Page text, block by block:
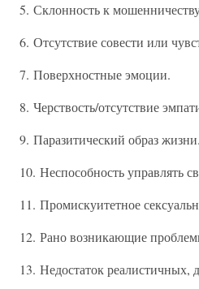
5. Склонность к
6. Отсутствие совести или
7. Поверхностные эмоции.
8. Черствость/отсутствие
9. Паразитический образ жизни.
10. Неспособность управлять
11. Промискуитетное
12. Рано возникающие
13. Недостаток реалистичных,